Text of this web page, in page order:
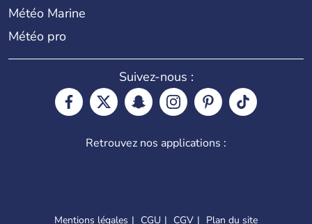
Météo Marine
Météo pro
Suivez-nous :
Retrouvez nos applications :
Mentions légales CGU CGV Plan du site